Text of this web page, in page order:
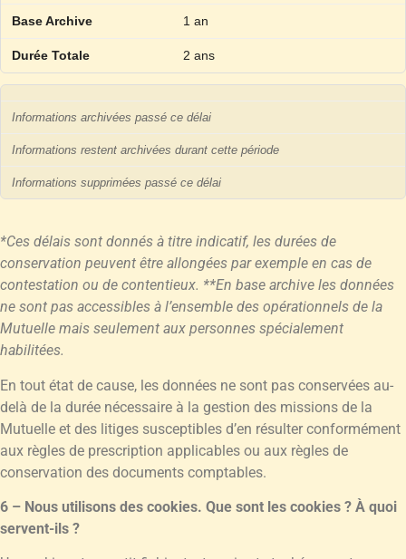
1 an
2 ans
Informations archivées passé ce délai
Informations restent archivées durant cette période
Informations supprimées passé ce délai
*Ces délais sont donnés à titre indicatif, les durées de
conservation peuvent être allongées par exemple en cas de
contestation ou de contentieux. **En base archive les données
ne sont pas accessibles à l’ensemble des opérationnels de la
Mutuelle mais seulement aux personnes spécialement
habilitées.
En tout état de cause, les données ne sont pas conservées au-
delà de la durée nécessaire à la gestion des missions de la
Mutuelle et des litiges susceptibles d’en résulter conformément
aux règles de prescription applicables ou aux règles de
conservation des documents comptables.
6 – Nous utilisons des cookies. Que sont les cookies ? À quoi
servent-ils ?